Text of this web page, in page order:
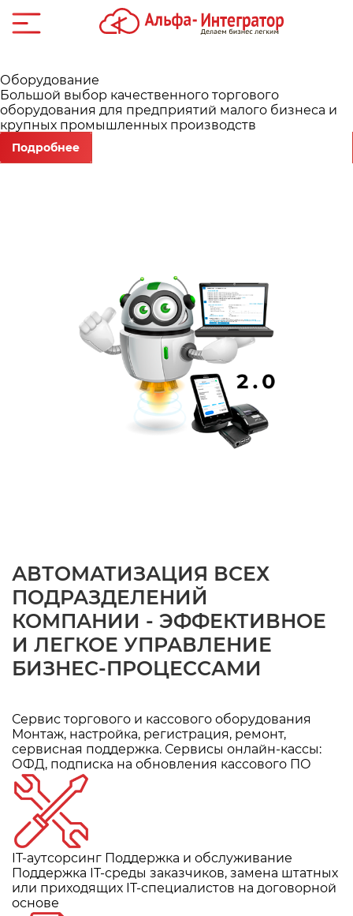
и
Онлайн-кассы
Мы предлагаем свои услуги по
техники к работе, ремонту и техническому
сопровождению
АВТОМАТИЗАЦИЯ ВСЕХ
ПОДРАЗДЕЛЕНИЙ
КОМПАНИИ - ЭФФЕКТИВНОЕ
И ЛЕГКОЕ УПРАВЛЕНИЕ
БИЗНЕС-ПРОЦЕССАМИ
Сервис торгового и кассового оборудования
Монтаж, настройка, регистрация, ремонт,
сервисная поддержка. Сервисы онлайн-кассы:
ОФД, подписка на обновления кассового ПО
IT-аутсорсинг Поддержка и обслуживание
Поддержка IT-среды заказчиков, замена штатных
или приходящих IT-специалистов на договорной
основе